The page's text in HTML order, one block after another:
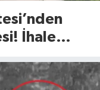
İhale